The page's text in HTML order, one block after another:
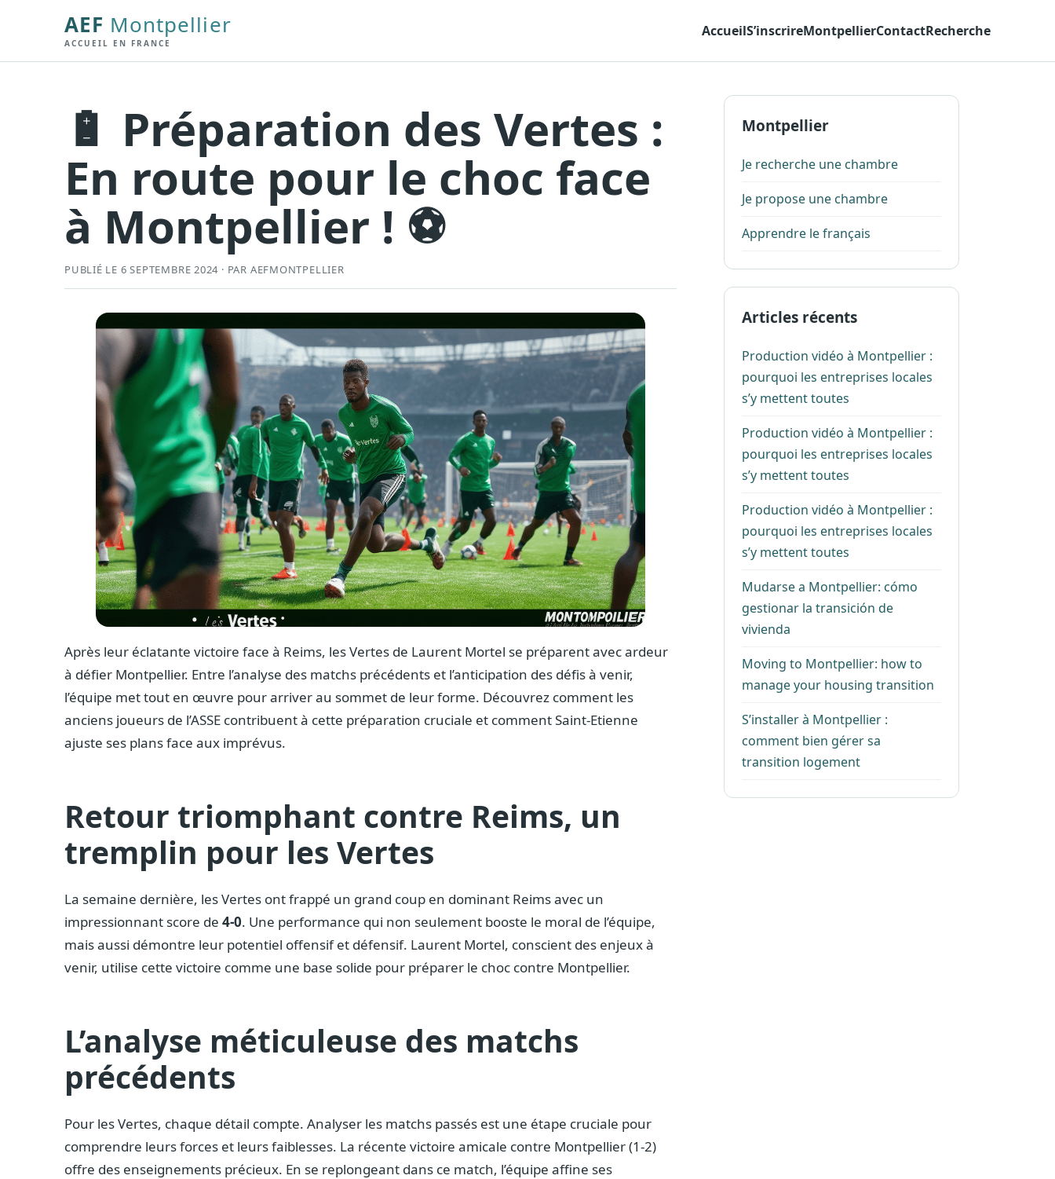
AEF Montpellier
ACCUEIL EN FRANCE
AccueilS’inscrireMontpellierContactRecherche
🔋 Préparation des Vertes :
En route pour le choc face
à Montpellier ! ⚽️
PUBLIÉ LE 6 SEPTEMBRE 2024 · PAR AEFMONTPELLIER
Après leur éclatante victoire face à Reims, les Vertes de Laurent Mortel se préparent avec ardeur
à défier Montpellier. Entre l’analyse des matchs précédents et l’anticipation des défis à venir,
l’équipe met tout en œuvre pour arriver au sommet de leur forme. Découvrez comment les
anciens joueurs de l’ASSE contribuent à cette préparation cruciale et comment Saint-Etienne
ajuste ses plans face aux imprévus.
Retour triomphant contre Reims, un
tremplin pour les Vertes
La semaine dernière, les Vertes ont frappé un grand coup en dominant Reims avec un
impressionnant score de 4-0. Une performance qui non seulement booste le moral de l’équipe,
mais aussi démontre leur potentiel offensif et défensif. Laurent Mortel, conscient des enjeux à
venir, utilise cette victoire comme une base solide pour préparer le choc contre Montpellier.
L’analyse méticuleuse des matchs
précédents
Pour les Vertes, chaque détail compte. Analyser les matchs passés est une étape cruciale pour
comprendre leurs forces et leurs faiblesses. La récente victoire amicale contre Montpellier (1-2)
offre des enseignements précieux. En se replongeant dans ce match, l’équipe affine ses
Montpellier
Je recherche une chambre
Je propose une chambre
Apprendre le français
Articles récents
Production vidéo à Montpellier :
pourquoi les entreprises locales
s’y mettent toutes
Production vidéo à Montpellier :
pourquoi les entreprises locales
s’y mettent toutes
Production vidéo à Montpellier :
pourquoi les entreprises locales
s’y mettent toutes
Mudarse a Montpellier: cómo
gestionar la transición de
vivienda
Moving to Montpellier: how to
manage your housing transition
S’installer à Montpellier :
comment bien gérer sa
transition logement